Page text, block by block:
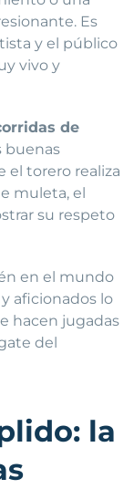
Es
y el público
vivo y
de
buenas
el torero realiza
muleta, el
su respeto
en el mundo
aficionados lo
hacen jugadas
del
la